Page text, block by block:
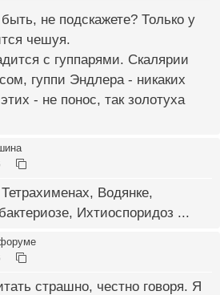
не подскажете? Только у
чешуя.
с гуппарями. Скалярии
гуппи Эндлера - никаких
- не понос, так золотуха
Водянке,
Ихтиоспоридоз ...
страшно, честно говоря. Я